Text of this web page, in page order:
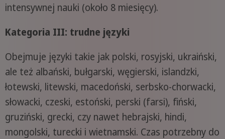
intensywnej nauki (około 8 miesięcy).
Kategoria III: trudne języki
Obejmuje języki takie jak polski, rosyjski, ukraiński,
ale też albański, bułgarski, węgierski, islandzki,
łotewski, litewski, macedoński, serbsko-chorwacki,
słowacki, czeski, estoński, perski (farsi), fiński,
gruziński, grecki, czy nawet hebrajski, hindi,
mongolski, turecki i wietnamski. Czas potrzebny do